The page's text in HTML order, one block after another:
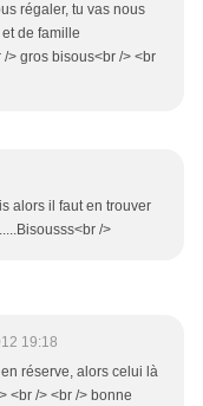
régaler, tu vas nous
de famille
> gros bisous<br /> <br
alors il faut en trouver
/>
19:18
réserve, alors celui là
<br /> <br /> bonne